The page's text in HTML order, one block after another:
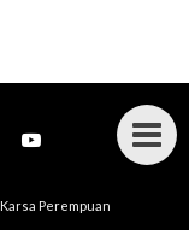
Karsa Perempuan